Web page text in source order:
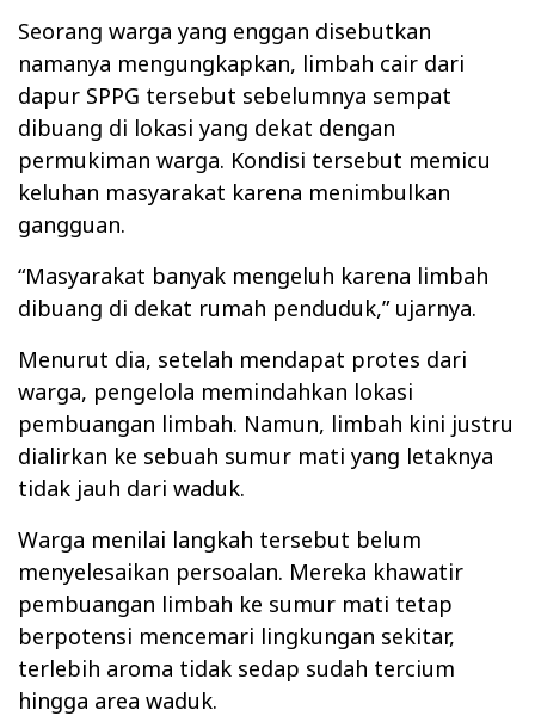
Seorang warga yang enggan disebutkan
namanya mengungkapkan, limbah cair dari
dapur SPPG tersebut sebelumnya sempat
dibuang di lokasi yang dekat dengan
permukiman warga. Kondisi tersebut memicu
keluhan masyarakat karena menimbulkan
gangguan.
“Masyarakat banyak mengeluh karena limbah
dibuang di dekat rumah penduduk,” ujarnya.
Menurut dia, setelah mendapat protes dari
warga, pengelola memindahkan lokasi
pembuangan limbah. Namun, limbah kini justru
dialirkan ke sebuah sumur mati yang letaknya
tidak jauh dari waduk.
Warga menilai langkah tersebut belum
menyelesaikan persoalan. Mereka khawatir
pembuangan limbah ke sumur mati tetap
berpotensi mencemari lingkungan sekitar,
terlebih aroma tidak sedap sudah tercium
hingga area waduk.